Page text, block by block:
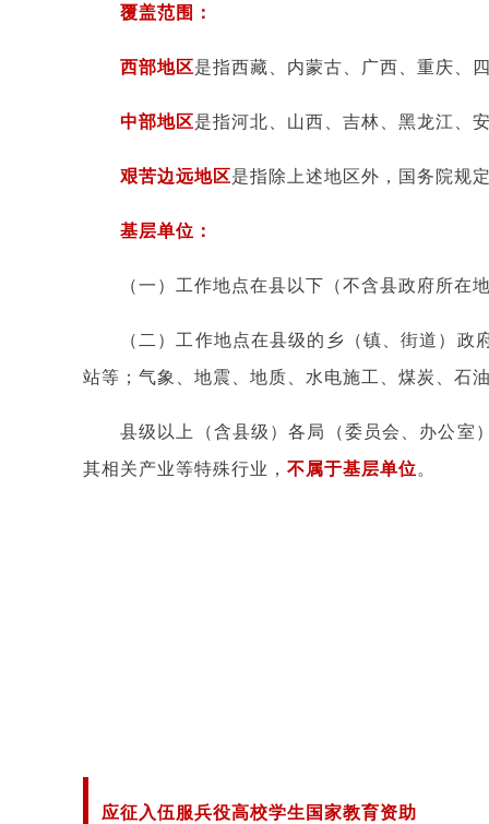
覆盖范围：
西部地区是指西藏、内蒙古、广西、重庆、
中部地区是指河北、山西、吉林、黑龙江、
艰苦边远地区是指除上述地区外，国务院规
基层单位：
（一）工作地点在县以下（不含县政府所在
（二）工作地点在县级的乡（镇、街道）
站等；气象、地震、地质、水电施工、煤炭、石
县级以上（含县级）各局（委员会、办公室
其相关产业等特殊行业， 不属于基层单位。
应征入伍服兵役高校学生国家教育资助